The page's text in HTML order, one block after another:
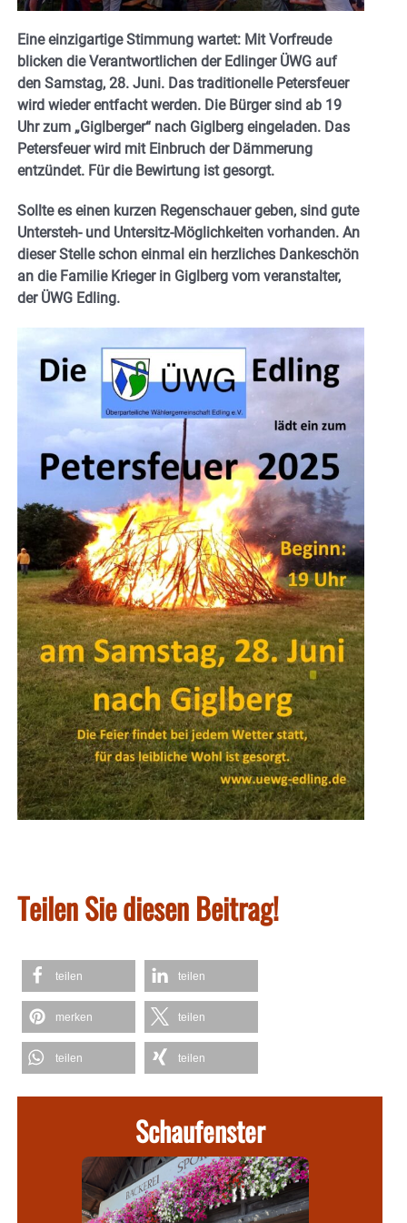
Eine einzigartige Stimmung wartet: Mit Vorfreude
blicken die Verantwortlichen der Edlinger ÜWG auf
den Samstag, 28. Juni. Das traditionelle Petersfeuer
wird wieder entfacht werden. Die Bürger sind ab 19
Uhr zum „Giglberger“ nach Giglberg eingeladen. Das
Petersfeuer wird mit Einbruch der Dämmerung
entzündet. Für die Bewirtung ist gesorgt.
Sollte es einen kurzen Regenschauer geben, sind gute
Untersteh- und Untersitz-Möglichkeiten vorhanden. An
dieser Stelle schon einmal ein herzliches Dankeschön
an die Familie Krieger in Giglberg vom veranstalter,
der ÜWG Edling.
Teilen Sie diesen Beitrag!
teilen teilen
merken teilen
teilen teilen
Schaufenster